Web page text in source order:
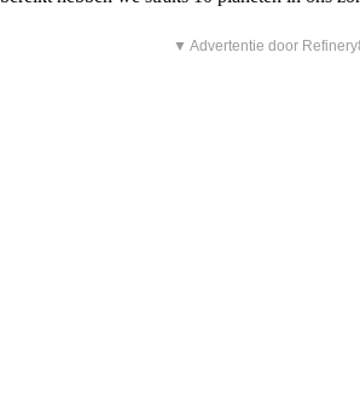
▼ Advertentie door